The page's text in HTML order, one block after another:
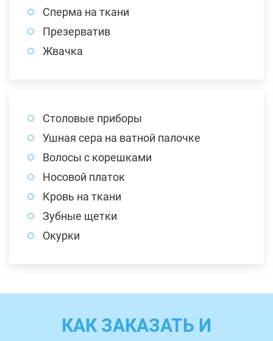
Сперма на ткани
Презерватив
Жвачка
Столовые приборы
Ушная сера на ватной палочке
Волосы с корешками
Носовой платок
Кровь на ткани
Зубные щетки
Окурки
КАК ЗАКАЗАТЬ И